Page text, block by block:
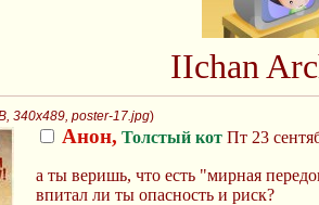
IIchan
340x489, poster-17.jpg)
Анон, Толстый кот Пт 23
а ты веришь, что есть "мирная
впитал ли ты опасность и риск?